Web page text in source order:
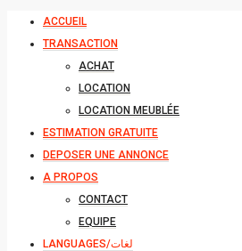
ACCUEIL
TRANSACTION
ACHAT
LOCATION
LOCATION MEUBLÉE
ESTIMATION GRATUITE
DEPOSER UNE ANNONCE
A PROPOS
CONTACT
EQUIPE
LANGUAGES/لغات